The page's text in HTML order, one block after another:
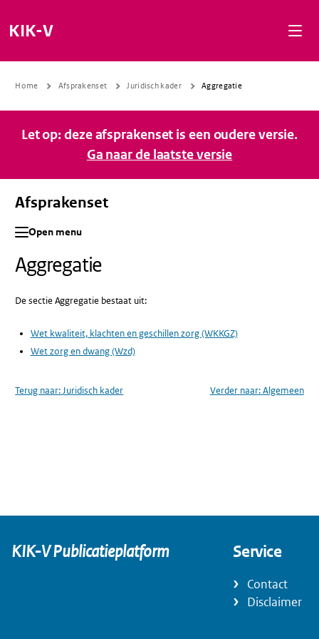
KIK-V
Home Afsprakenset Juridisch kader Aggregatie
Let op: deze afsprakenset is een oudere versie.
Ga naar de laatste versie
Afsprakenset
Open menu
Aggregatie
De sectie Aggregatie bestaat uit:
Wet kwaliteit, klachten en geschillen zorg (WKKGZ)
Wet zorg en dwang (Wzd)
Terug naar:Juridisch kader Verder naar:Algemeen
KIK-V Publicatieplatform Service
Contact
Disclaimer